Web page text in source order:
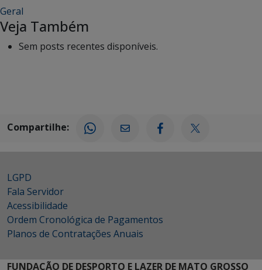
Geral
Veja Também
Sem posts recentes disponíveis.
Compartilhe:
LGPD
Fala Servidor
Acessibilidade
Ordem Cronológica de Pagamentos
Planos de Contratações Anuais
FUNDAÇÃO DE DESPORTO E LAZER DE MATO GROSSO